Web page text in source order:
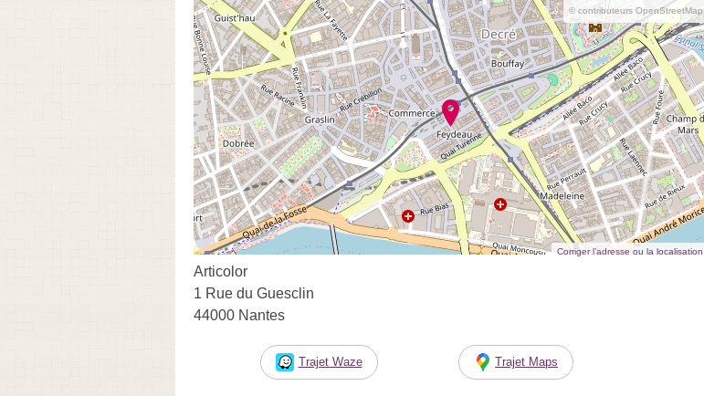
© contributeurs OpenStreetMap
Corriger l’adresse ou la localisation
Articolor
1 Rue du Guesclin
44000 Nantes
Trajet Waze Trajet Maps